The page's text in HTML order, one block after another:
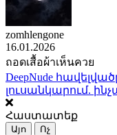
zomhlengone
16.01.2026
ถอดเสื้อผ้าเห็นควย
DeepNude
լուսանկարում.
Հաստատեք
Այո Ոչ